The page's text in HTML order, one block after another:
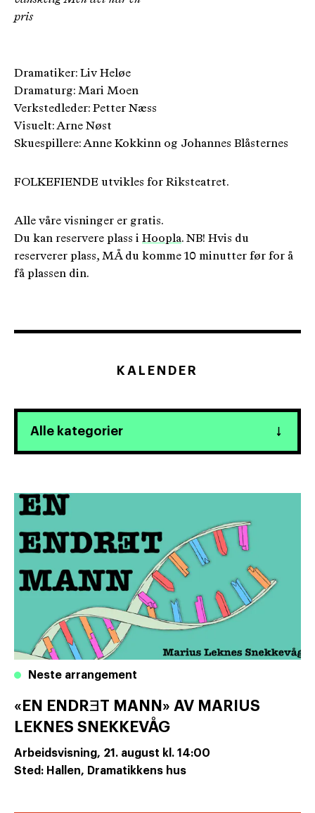
pris
Dramatiker: Liv Heløe
Dramaturg: Mari Moen
Verkstedleder: Petter Næss
Visuelt: Arne Nøst
Skuespillere: Anne Kokkinn og Johannes Blåsternes
FOLKEFIENDE utvikles for Riksteatret.
Alle våre visninger er gratis.
Du kan reservere plass i Hoopla. NB! Hvis du
reserverer plass, MÅ du komme 10 minutter før for å
få plassen din.
KALENDER
Neste arrangement
«EN ENDRƎT MANN» AV MARIUS
LEKNES SNEKKEVÅG
Arbeidsvisning, 21. august kl. 14:00
Sted: Hallen, Dramatikkens hus